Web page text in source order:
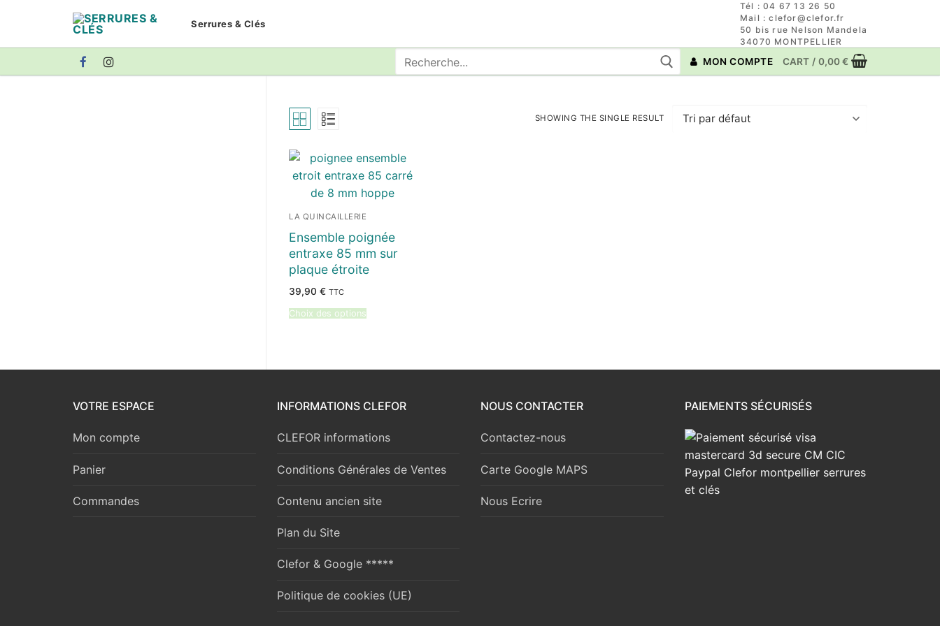
Serrures & Clés
Tél : 04 67 13 26 50
Mail : clefor@clefor.fr
50 bis rue Nelson Mandela
34070 MONTPELLIER
Rechercher
:
MON COMPTE CART / 0,00€
SHOWING THE SINGLE RESULT
LA QUINCAILLERIE
Ensemble poignée
entraxe 85 mm sur
plaque étroite
39,90 € TTC
Choix des options
VOTRE ESPACE
Mon compte
Panier
Commandes
INFORMATIONS CLEFOR
CLEFOR informations
Conditions Générales de Ventes
Contenu ancien site
Plan du Site
Clefor & Google *****
Politique de cookies (UE)
NOUS CONTACTER
Contactez-nous
Carte Google MAPS
Nous Ecrire
PAIEMENTS SÉCURISÉS